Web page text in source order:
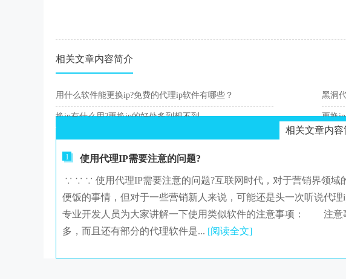
相关文章内容简介
用什么软件能更换ip?免费的代理ip软件有哪些？ 黑洞
换ip有什么用?更换ip的好处多到想不到 更换
相关文章内容
1 使用代理IP需要注意的问题?
∵ ∵ ∵ 使用代理IP需要注意的问题?互联网时代，对于营销界领域
便饭的事情，但对于一些营销新人来说，可能还是头一次听说代
专业开发人员为大家讲解一下使用类似软件的注意事项： 注意
多，而且还有部分的代理软件是... [阅读全文]